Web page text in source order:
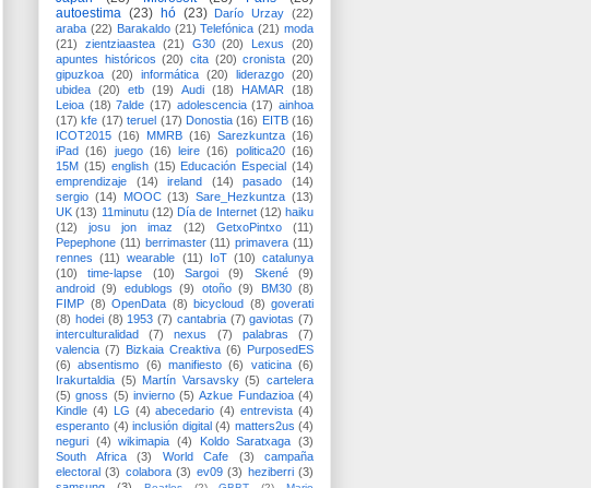
autoestima (23) hó (23) Darío Urzay (22)
araba (22) Barakaldo (21) Telefónica (21) moda
(21)
zientziaastea (21) G30 (20) Lexus
(20)
apuntes históricos (20) cita (20) cronista (20)
gipuzkoa (20) informática (20) liderazgo (20)
ubidea (20) etb (19) Audi (18) HAMAR
(18)
Leioa (18) 7alde (17) adolescencia (17) ainhoa
(17) kfe (17) teruel (17) Donostia (16) EITB (16)
ICOT2015 (16) MMRB (16) Sarezkuntza (16)
iPad (16) juego (16) leire (16) politica20 (16)
15M (15) english (15) Educación Especial (14)
emprendizaje
(14) ireland (14) pasado
(14)
sergio (14) MOOC (13) Sare_Hezkuntza (13)
UK (13) 11minutu (12) Día de Internet (12) haiku
(12)
josu jon imaz (12) GetxoPintxo
(11)
Pepephone (11) berrimaster (11) primavera (11)
rennes (11) wearable (11) IoT (10) catalunya
(10)
time-lapse (10) Sargoi (9) Skené
(9)
android (9) edublogs (9) otoño (9) BM30 (8)
FIMP (8) OpenData (8) bicycloud (8) goverati
(8) hodei (8) 1953 (7) cantabria (7) gaviotas (7)
interculturalidad
(7) nexus (7) palabras
(7)
valencia (7) Bizkaia Creaktiva (6) PurposedES
(6)
absentismo (6) manifiesto (6) vaticina (6)
Irakurtaldia (5) Martín Varsavsky (5) cartelera
(5) gnoss (5) invierno (5) Azkue Fundazioa (4)
Kindle (4) LG (4) abecedario (4) entrevista (4)
esperanto (4) inclusión digital (4) matters2us (4)
neguri (4) wikimapia (4) Koldo Saratxaga (3)
South Africa
(3) World Cafe (3)
campaña
electoral (3) colabora (3) ev09 (3) heziberri (3)